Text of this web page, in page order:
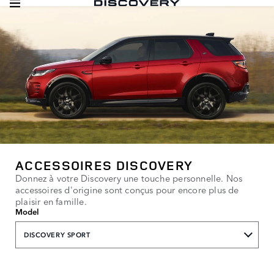
ACCESSOIRES DISCOVERY
Donnez à votre Discovery une touche personnelle. Nos
accessoires d'origine sont conçus pour encore plus de
plaisir en famille.
Model
DISCOVERY SPORT